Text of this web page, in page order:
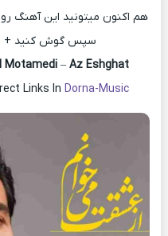
هم اکنون میتونید این آهنگ رو
سپس گوش کنید +
Motamedi– Az Eshghat
Links In Dorna-Music